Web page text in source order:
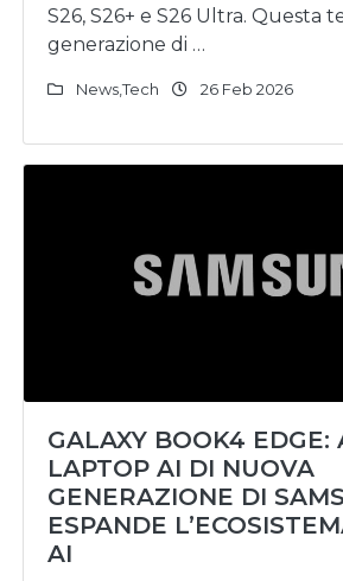
S26, S26+ e S26 Ultra. Questa
generazione di …
News,Tech 26 Feb 2026
GALAXY BOOK4 EDGE:
LAPTOP AI DI NUOVA
GENERAZIONE DI
ESPANDE
AI